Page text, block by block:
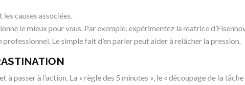
causes associées.
le mieux pour vous. Par exemple, expérimentez la matrice
Le simple fait d’en parler peut aider à relâcher la pression.
à l’action. La « règle des 5 minutes », le « découpage de la